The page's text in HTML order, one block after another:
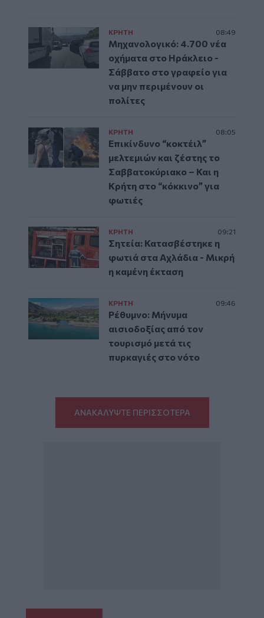
ΚΡΗΤΗ 08:49
Μηχανολογικό: 4.700 νέα
οχήματα στο Ηράκλειο -
Σάββατο στο γραφείο για
να μην περιμένουν οι
πολίτες
ΚΡΗΤΗ 08:05
Επικίνδυνο “κοκτέιλ”
μελτεμιών και ζέστης το
Σαββατοκύριακο – Και η
Κρήτη στο “κόκκινο” για
φωτιές
ΚΡΗΤΗ 09:21
Σητεία: Κατασβέστηκε η
φωτιά στα Αχλάδια - Μικρή
η καμένη έκταση
ΚΡΗΤΗ 09:46
Ρέθυμνο: Μήνυμα
αισιοδοξίας από τον
τουρισμό μετά τις
πυρκαγιές στο νότο
ΑΝΑΚΑΛΥΨΤΕ ΠΕΡΙΣΣΟΤΕΡΑ